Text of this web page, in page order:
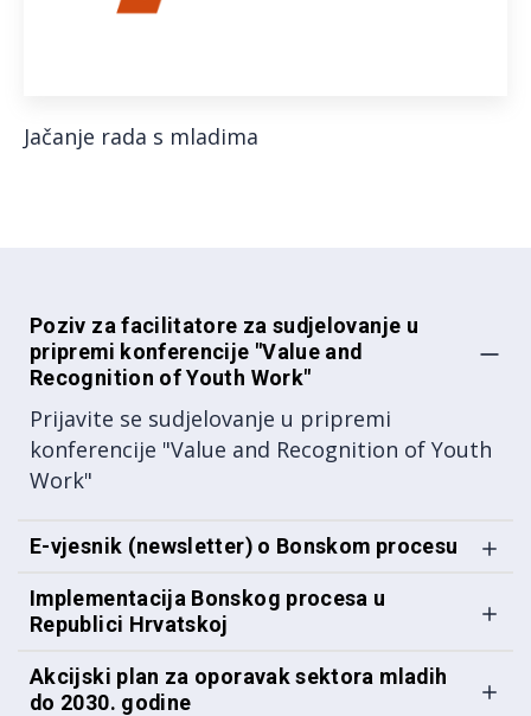
Jačanje rada s mladima
Poziv za facilitatore za sudjelovanje u
pripremi konferencije "Value and
Recognition of Youth Work"
Prijavite se sudjelovanje u pripremi
konferencije "Value and Recognition of Youth
Work"
E-vjesnik (newsletter) o Bonskom procesu
Implementacija Bonskog procesa u
Republici Hrvatskoj
Akcijski plan za oporavak sektora mladih
do 2030. godine